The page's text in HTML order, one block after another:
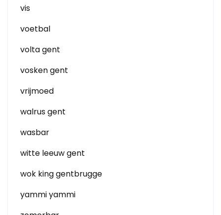
vis
voetbal
volta gent
vosken gent
vrijmoed
walrus gent
wasbar
witte leeuw gent
wok king gentbrugge
yammi yammi